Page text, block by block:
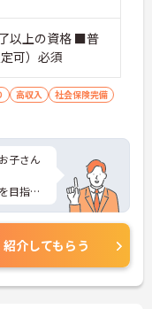
以上の資格 ■普
可）必須
高収入
社会保険完備
子さん
目指せ
さらに
ださ
紹介してもらう